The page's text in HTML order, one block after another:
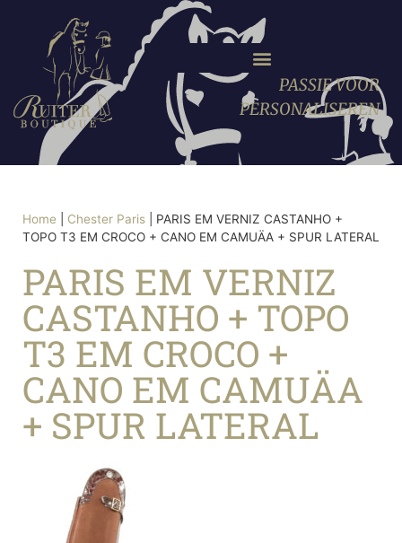
PASSIE VOOR
PERSONALISEREN
Home Chester Paris
PARIS EM VERNIZ CASTANHO +
TOPO T3 EM CROCO + CANO EM CAMUÄA + SPUR LATERAL
PARIS EM VERNIZ
CASTANHO + TOPO
T3 EM CROCO +
CANO EM CAMUÄA
+ SPUR LATERAL